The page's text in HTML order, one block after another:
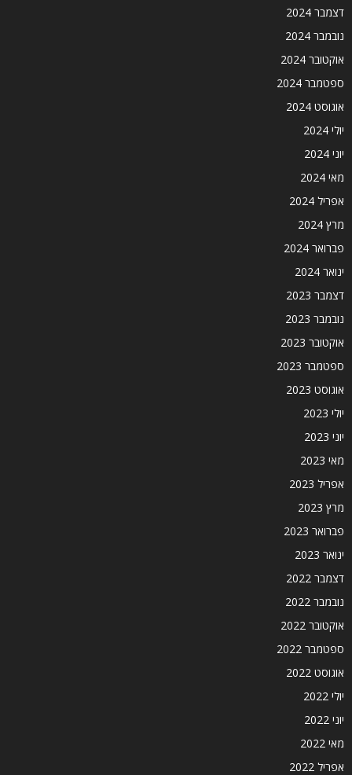
דצמבר 2024
נובמבר 2024
אוקטובר 2024
ספטמבר 2024
אוגוסט 2024
יולי 2024
יוני 2024
מאי 2024
אפריל 2024
מרץ 2024
פברואר 2024
ינואר 2024
דצמבר 2023
נובמבר 2023
אוקטובר 2023
ספטמבר 2023
אוגוסט 2023
יולי 2023
יוני 2023
מאי 2023
אפריל 2023
מרץ 2023
פברואר 2023
ינואר 2023
דצמבר 2022
נובמבר 2022
אוקטובר 2022
ספטמבר 2022
אוגוסט 2022
יולי 2022
יוני 2022
מאי 2022
אפריל 2022